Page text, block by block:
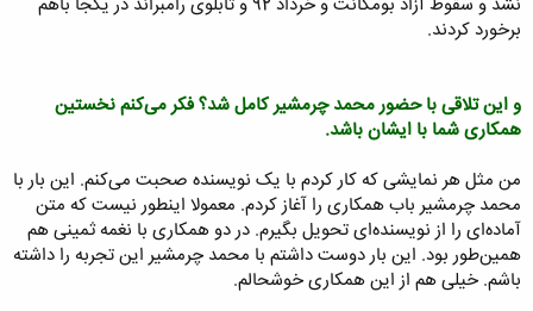
برخورد کردند.
و این تلاقی با حضور محمد چرمشیر کامل شد؟ فکر می‌کنم نخستین
همکاری شما با ایشان باشد.
من مثل هر نمایشی که کار کردم با یک نویسنده صحبت می‌کنم. این بار با
محمد چرمشیر باب همکاری را آغاز کردم. معمولا اینطور نیست که متن
آماده‌ای را از نویسنده‌ای تحویل بگیرم. در دو همکاری با نغمه ثمینی هم
همین‌طور بود. این بار دوست داشتم با محمد چرمشیر این تجربه را داشته
باشم. خیلی هم از این همکاری خوشحالم.